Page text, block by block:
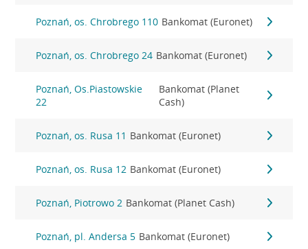
Poznań, os. Chrobrego 110 Bankomat (Euronet)
Poznań, os. Chrobrego 24 Bankomat (Euronet)
Poznań, Os.Piastowskie
22
Bankomat (Planet
Cash)
Poznań, os. Rusa 11 Bankomat (Euronet)
Poznań, os. Rusa 12 Bankomat (Euronet)
Poznań, Piotrowo 2 Bankomat (Planet Cash)
Poznań, pl. Andersa 5 Bankomat (Euronet)